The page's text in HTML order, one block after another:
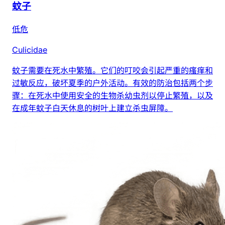
蚊子
低危
Culicidae
蚊子需要在死水中繁殖。它们的叮咬会引起严重的瘙痒和
过敏反应，破坏夏季的户外活动。有效的防治包括两个步
骤：在死水中使用安全的生物杀幼虫剂以停止繁殖，以及
在成年蚊子白天休息的树叶上建立杀虫屏障。